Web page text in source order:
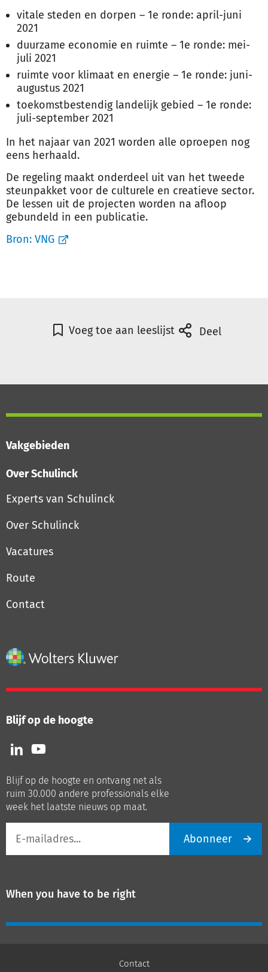
vitale steden en dorpen – 1e ronde: april-juni
2021
duurzame economie en ruimte – 1e ronde: mei-
juli 2021
ruimte voor klimaat en energie – 1e ronde: juni-
augustus 2021
toekomstbestendig landelijk gebied – 1e ronde:
juli-september 2021
In het najaar van 2021 worden alle oproepen nog
eens herhaald.
De regeling maakt onderdeel uit van het tweede
steunpakket voor de culturele en creatieve sector.
De lessen uit de projecten worden na afloop
gebundeld in een publicatie.
Bron: VNG
Voeg toe aan leeslijst Deel
Vakgebieden
Over Schulinck
Experts van Schulinck
Over Schulinck
Vacatures
Route
Contact
Blijf op de hoogte
Volg
ons
LinkedIn
Volg
ons
Youtube
Blijf op de hoogte en ontvang net als
ruim 30.000 andere professionals elke
week het laatste nieuws op maat.
mailadres
Abonneer
When you have to be right
Contact